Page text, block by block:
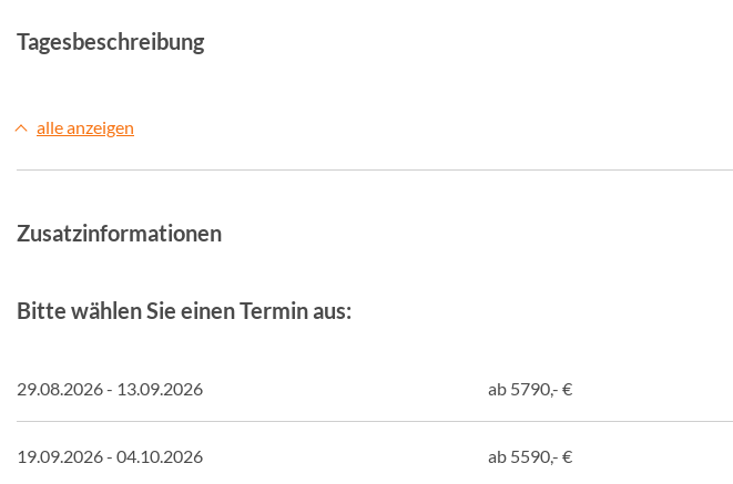
Tagesbeschreibung
alle anzeigen
Zusatzinformationen
Bitte wählen Sie einen Termin aus:
29.08.2026 - 13.09.2026 ab 5790,- €
19.09.2026 - 04.10.2026 ab 5590,- €